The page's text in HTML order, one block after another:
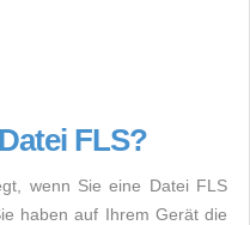
FLS?
wenn Sie eine Datei FLS
haben auf Ihrem Gerät die